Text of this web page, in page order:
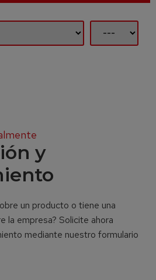
y
un producto o tiene una
la empresa? Solicite ahora
mediante nuestro formulario